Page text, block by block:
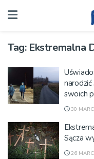
Tag: Ekstremalna
swoich
30
Sącza
26